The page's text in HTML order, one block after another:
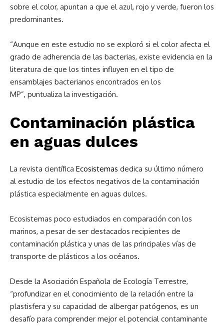
sobre el color, apuntan a que el azul, rojo y verde, fueron los
predominantes.
“Aunque en este estudio no se exploró si el color afecta el
grado de adherencia de las bacterias, existe evidencia en la
literatura de que los tintes influyen en el tipo de
ensamblajes bacterianos encontrados en los
MP”, puntualiza la investigación.
Contaminación plástica
en aguas dulces
La revista científica Ecosistemas dedica su último número
al estudio de los efectos negativos de la contaminación
plástica especialmente en aguas dulces.
Ecosistemas poco estudiados en comparación con los
marinos, a pesar de ser destacados recipientes de
contaminación plástica y unas de las principales vías de
transporte de plásticos a los océanos.
Desde la Asociación Española de Ecología Terrestre,
“profundizar en el conocimiento de la relación entre la
plastisfera y su capacidad de albergar patógenos, es un
desafío para comprender mejor el potencial contaminante